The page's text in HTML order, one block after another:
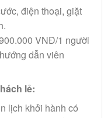
điện thoại, giặt
VNĐ/1 người
dẫn viên
lẻ:
lịch khởi hành có